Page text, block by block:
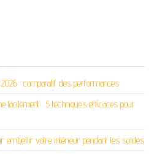
: comparatif des performances
facilement : 5 techniques efficaces pour
embellir votre intérieur pendant les soldes